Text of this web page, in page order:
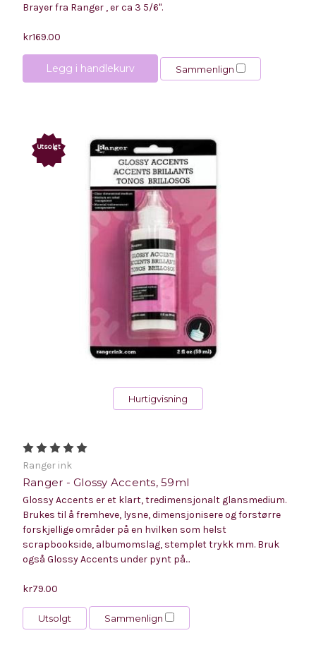
Brayer fra Ranger , er ca 3 5/6".
kr169.00
Legg i handlekurv Sammenlign
Utsolgt
Hurtigvisning
Ranger ink
Ranger - Glossy Accents, 59ml
Glossy Accents er et klart, tredimensjonalt glansmedium.
Brukes til å fremheve, lysne, dimensjonisere og forstørre
forskjellige områder på en hvilken som helst
scrapbookside, albumomslag, stemplet trykk mm. Bruk
også Glossy Accents under pynt på...
kr79.00
Utsolgt Sammenlign